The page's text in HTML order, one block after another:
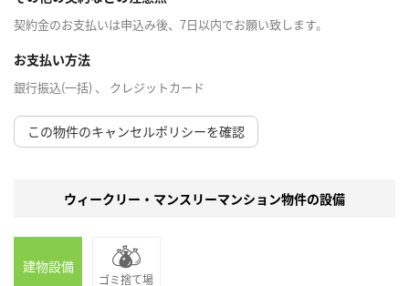
契約金のお支払いは申込み後、7日以内でお願い致します。
お支払い方法
銀行振込(一括) 、 クレジットカード
この物件のキャンセルポリシーを確認
ウィークリー・マンスリーマンション物件の設備
建物設備
ゴミ捨て場